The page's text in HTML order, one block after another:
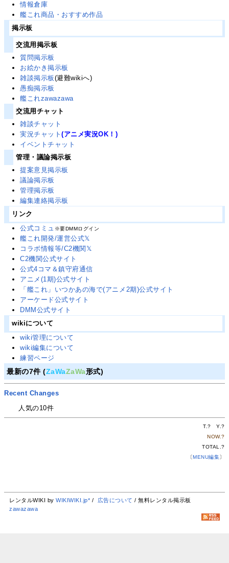
情報倉庫
艦これ商品・おすすめ作品
掲示板
交流用掲示板
質問掲示板
お絵かき掲示板
雑談掲示板(避難wikiへ)
愚痴掲示板
艦これzawazawa
交流用チャット
雑談チャット
実況チャット(アニメ実況OK！)
イベントチャット
管理・議論掲示板
提案意見掲示板
議論掲示板
管理掲示板
編集連絡掲示板
リンク
公式コミュ ※要DMMログイン
艦これ開発/運営公式𝕏
コラボ情報等/C2機関𝕏
C2機関公式サイト
公式4コマ＆鎮守府通信
アニメ(1期)公式サイト
「艦これ」いつかあの海で(アニメ2期)公式サイト
アーケード公式サイト
DMM公式サイト
wikiについて
wiki管理について
wiki編集について
練習ページ
最新の7件 (ZaWaZaWa形式)
Recent Changes
人気の10件
T.? Y.?
NOW.?
TOTAL.?
〔MENU編集〕
レンタルWIKI byWIKIWIKI.jp* / 広告について / 無料レンタル掲示板
zawazawa